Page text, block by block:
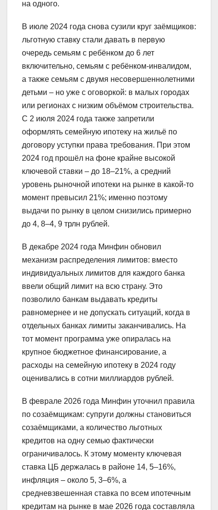
на одного.
В июле 2024 года снова сузили круг заёмщиков:
льготную ставку стали давать в первую
очередь семьям с ребёнком до 6 лет
включительно, семьям с ребёнком-инвалидом,
а также семьям с двумя несовершеннолетними
детьми – но уже с оговоркой: в малых городах
или регионах с низким объёмом строительства.
С 2 июля 2024 года также запретили
оформлять семейную ипотеку на жильё по
договору уступки права требования. При этом
2024 год прошёл на фоне крайне высокой
ключевой ставки – до 18–21%, а средний
уровень рыночной ипотеки на рынке в какой-то
момент превысил 21%; именно поэтому
выдачи по рынку в целом снизились примерно
до 4, 8–4, 9 трлн рублей.
В декабре 2024 года Минфин обновил
механизм распределения лимитов: вместо
индивидуальных лимитов для каждого банка
ввели общий лимит на всю страну. Это
позволило банкам выдавать кредиты
равномернее и не допускать ситуаций, когда в
отдельных банках лимиты заканчивались. На
тот момент программа уже опиралась на
крупное бюджетное финансирование, а
расходы на семейную ипотеку в 2024 году
оценивались в сотни миллиардов рублей.
В феврале 2026 года Минфин уточнил правила
по созаёмщикам: супруги должны становиться
созаёмщиками, а количество льготных
кредитов на одну семью фактически
ограничивалось. К этому моменту ключевая
ставка ЦБ держалась в районе 14, 5–16%,
инфляция – около 5, 3–6%, а
средневзвешенная ставка по всем ипотечным
кредитам на рынке в мае 2026 года составляла